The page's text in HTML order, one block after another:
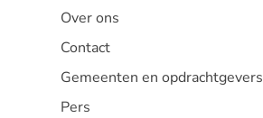
Over ons
Contact
Gemeenten en opdrachtgevers
Pers